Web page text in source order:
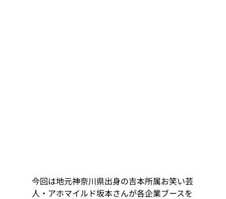
今回は地元神奈川県出身の吉本所属お笑い芸
人・アホマイルド坂本さんが各企業ブースを